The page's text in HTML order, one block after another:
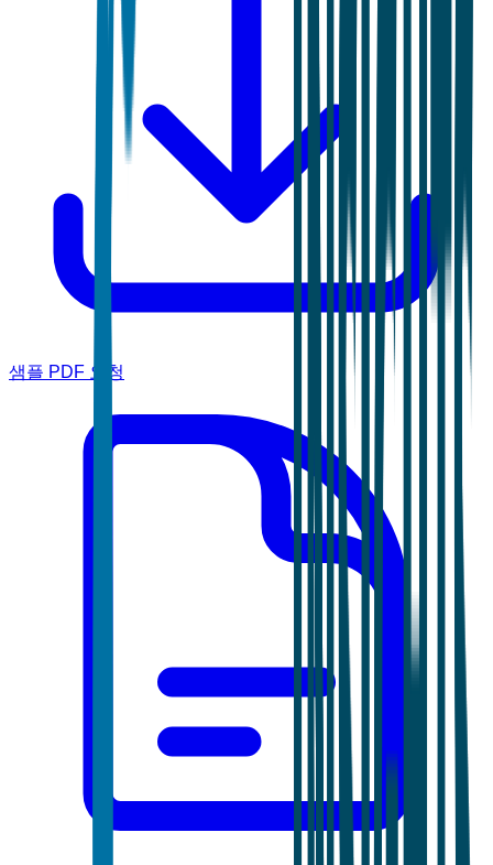
샘플 PDF 요청